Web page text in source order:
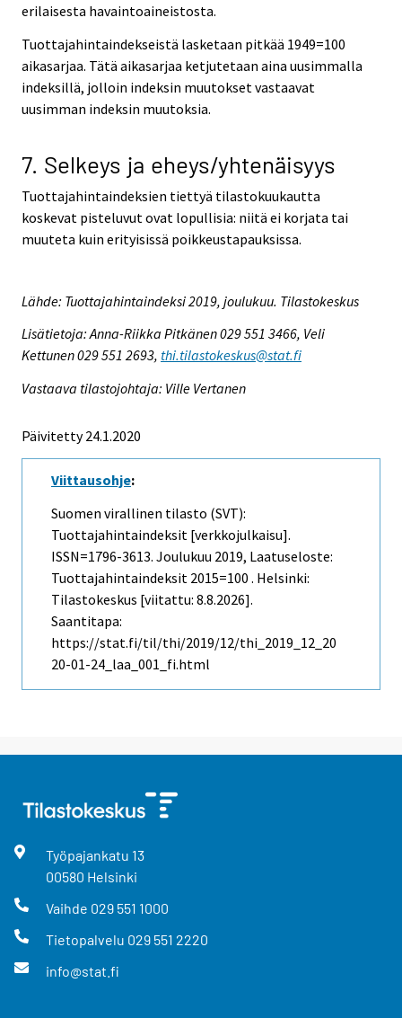
erilaisesta havaintoaineistosta.
Tuottajahintaindekseistä lasketaan pitkää 1949=100
aikasarjaa. Tätä aikasarjaa ketjutetaan aina uusimmalla
indeksillä, jolloin indeksin muutokset vastaavat
uusimman indeksin muutoksia.
7. Selkeys ja eheys/yhtenäisyys
Tuottajahintaindeksien tiettyä tilastokuukautta
koskevat pisteluvut ovat lopullisia: niitä ei korjata tai
muuteta kuin erityisissä poikkeustapauksissa.
Lähde: Tuottajahintaindeksi 2019, joulukuu. Tilastokeskus
Lisätietoja: Anna-Riikka Pitkänen 029 551 3466, Veli
Kettunen 029 551 2693, thi.tilastokeskus@stat.fi
Vastaava tilastojohtaja: Ville Vertanen
Päivitetty 24.1.2020
Viittausohje:
Suomen virallinen tilasto (SVT):
Tuottajahintaindeksit [verkkojulkaisu].
ISSN=1796-3613. Joulukuu 2019, Laatuseloste:
Tuottajahintaindeksit 2015=100 . Helsinki:
Tilastokeskus [viitattu: 8.8.2026].
Saantitapa:
https://stat.fi/til/thi/2019/12/thi_2019_12_20
20-01-24_laa_001_fi.html
Työpajankatu 13
00580 Helsinki
Vaihde 029 551 1000
Tietopalvelu 029 551 2220
info@stat.fi